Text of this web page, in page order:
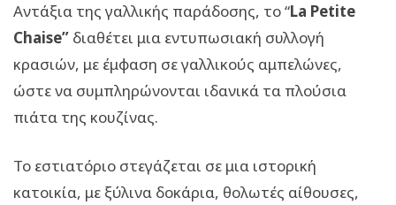
Αντάξια της γαλλικής παράδοσης, το “La Petite
Chaise” διαθέτει μια εντυπωσιακή συλλογή
κρασιών, με έμφαση σε γαλλικούς αμπελώνες,
ώστε να συμπληρώνονται ιδανικά τα πλούσια
πιάτα της κουζίνας.
Το εστιατόριο στεγάζεται σε μια ιστορική
κατοικία, με ξύλινα δοκάρια, θολωτές αίθουσες,